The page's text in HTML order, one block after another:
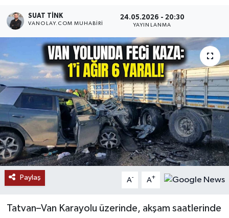
SUAT TINK
VANOLAY.COM MUHABIRI
24.05.2026 - 20:30
YAYINLANMA
Paylaş A- A+
Tatvan–Van Karayolu üzerinde, akşam saatlerinde
Dünya
RESMİ İLANLAR
Haber Arşivi